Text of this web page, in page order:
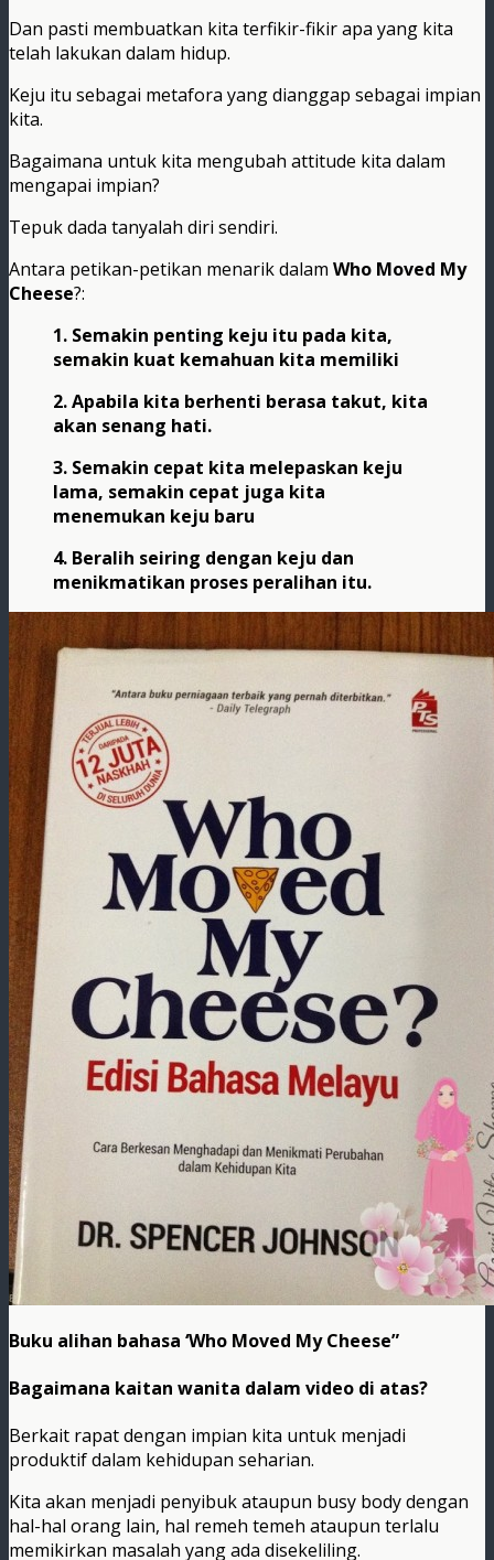
Dan pasti membuatkan kita terfikir-fikir apa yang kita
telah lakukan dalam hidup.
Keju itu sebagai metafora yang dianggap sebagai impian
kita.
Bagaimana untuk kita mengubah attitude kita dalam
mengapai impian?
Tepuk dada tanyalah diri sendiri.
Antara petikan-petikan menarik dalam Who Moved My
Cheese?:
1. Semakin penting keju itu pada kita,
semakin kuat kemahuan kita memiliki
2. Apabila kita berhenti berasa takut, kita
akan senang hati.
3. Semakin cepat kita melepaskan keju
lama, semakin cepat juga kita
menemukan keju baru
4. Beralih seiring dengan keju dan
menikmatikan proses peralihan itu.
Buku alihan bahasa ‘Who Moved My Cheese”
Bagaimana kaitan wanita dalam video di atas?
Berkait rapat dengan impian kita untuk menjadi
produktif dalam kehidupan seharian.
Kita akan menjadi penyibuk ataupun busy body dengan
hal-hal orang lain, hal remeh temeh ataupun terlalu
memikirkan masalah yang ada disekeliling.